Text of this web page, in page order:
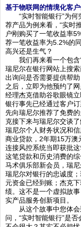
基于物联网的情境化客
“实时智能银行”为何
荐产品为例来看，“实时
户刚购买了一笔收益率
荐一笔收益率为5.2%的
高兴还是生气？
我们再来看一个包含“
瑞尼尔在银行网站上搜
出询问是否需要提供帮
之后，立即为他预约了
经理杰克借助谷歌眼镜
银行事先已经通过客户
先向瑞尼尔推荐了免费
克接下来与瑞尼尔交谈
瑞尼尔个人财务状况和
商业贷款，2年期15万澳
连接风控系统当即获批
这笔贷款和历史消费的
马术俱乐部新会员，瑞
瑞尼尔对银行的忠诚度
元资金已经到账；杰克
绩。这不是一个虚拟故
实产品服务创新项目。
从这个故事中您体会
问，“实时智能银行”是